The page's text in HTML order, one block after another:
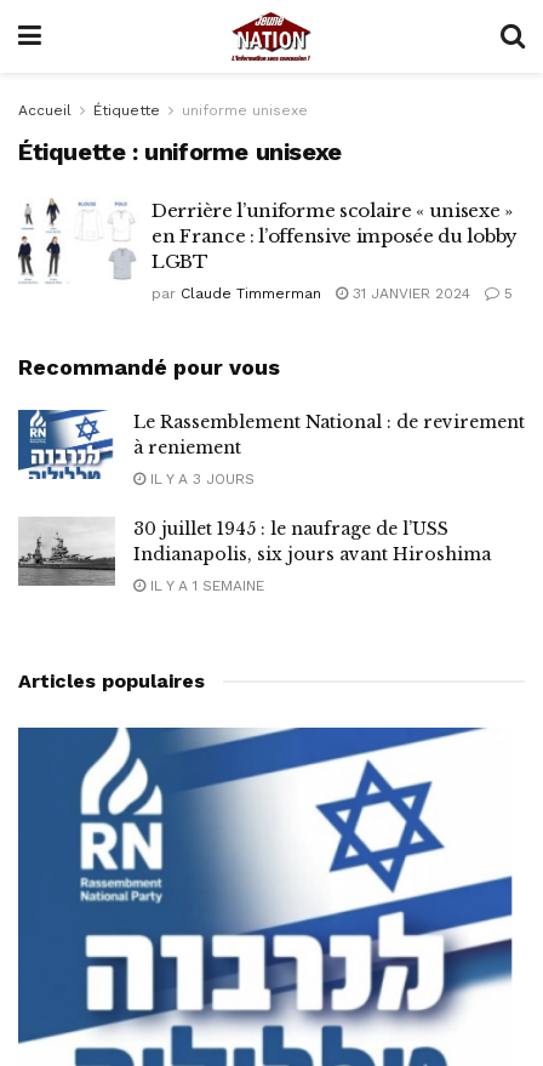
Accueil Étiquette uniforme unisexe
Étiquette : uniforme unisexe
Derrière l’uniforme scolaire « unisexe »
en France : l’offensive imposée du lobby
LGBT
par Claude Timmerman 31 JANVIER 2024 5
Recommandé pour vous
Le Rassemblement National : de revirement
à reniement
IL Y A 3 JOURS
30 juillet 1945 : le naufrage de l’USS
Indianapolis, six jours avant Hiroshima
IL Y A 1 SEMAINE
Articles populaires